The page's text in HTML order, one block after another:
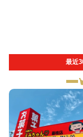
最近